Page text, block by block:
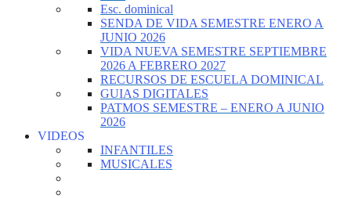
Esc. dominical
SENDA DE VIDA SEMESTRE ENERO A
JUNIO 2026
VIDA NUEVA SEMESTRE SEPTIEMBRE
2026 A FEBRERO 2027
RECURSOS DE ESCUELA DOMINICAL
GUIAS DIGITALES
PATMOS SEMESTRE – ENERO A JUNIO
2026
VIDEOS
INFANTILES
MUSICALES